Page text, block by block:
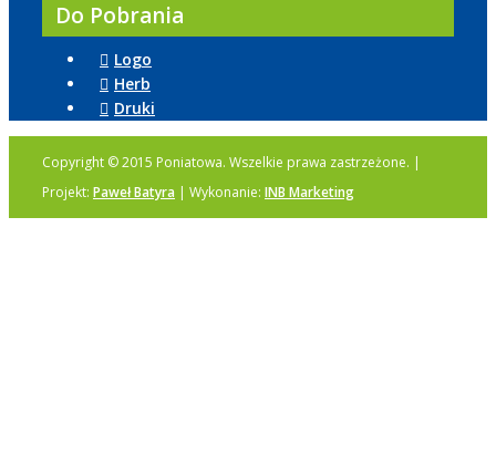
Do Pobrania
Logo
Herb
Druki
Copyright © 2015 Poniatowa. Wszelkie prawa zastrzeżone. |
Projekt: Paweł Batyra | Wykonanie: INB Marketing